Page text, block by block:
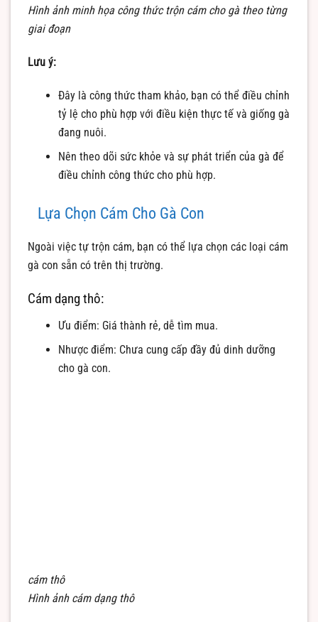
Hình ảnh minh họa công thức trộn cám cho gà theo từng
giai đoạn
Lưu ý:
Đây là công thức tham khảo, bạn có thể điều chỉnh
tỷ lệ cho phù hợp với điều kiện thực tế và giống gà
đang nuôi.
Nên theo dõi sức khỏe và sự phát triển của gà để
điều chỉnh công thức cho phù hợp.
Lựa Chọn Cám Cho Gà Con
Ngoài việc tự trộn cám, bạn có thể lựa chọn các loại cám
gà con sẵn có trên thị trường.
Cám dạng thô:
Ưu điểm: Giá thành rẻ, dễ tìm mua.
Nhược điểm: Chưa cung cấp đầy đủ dinh dưỡng
cho gà con.
cám thô
Hình ảnh cám dạng thô